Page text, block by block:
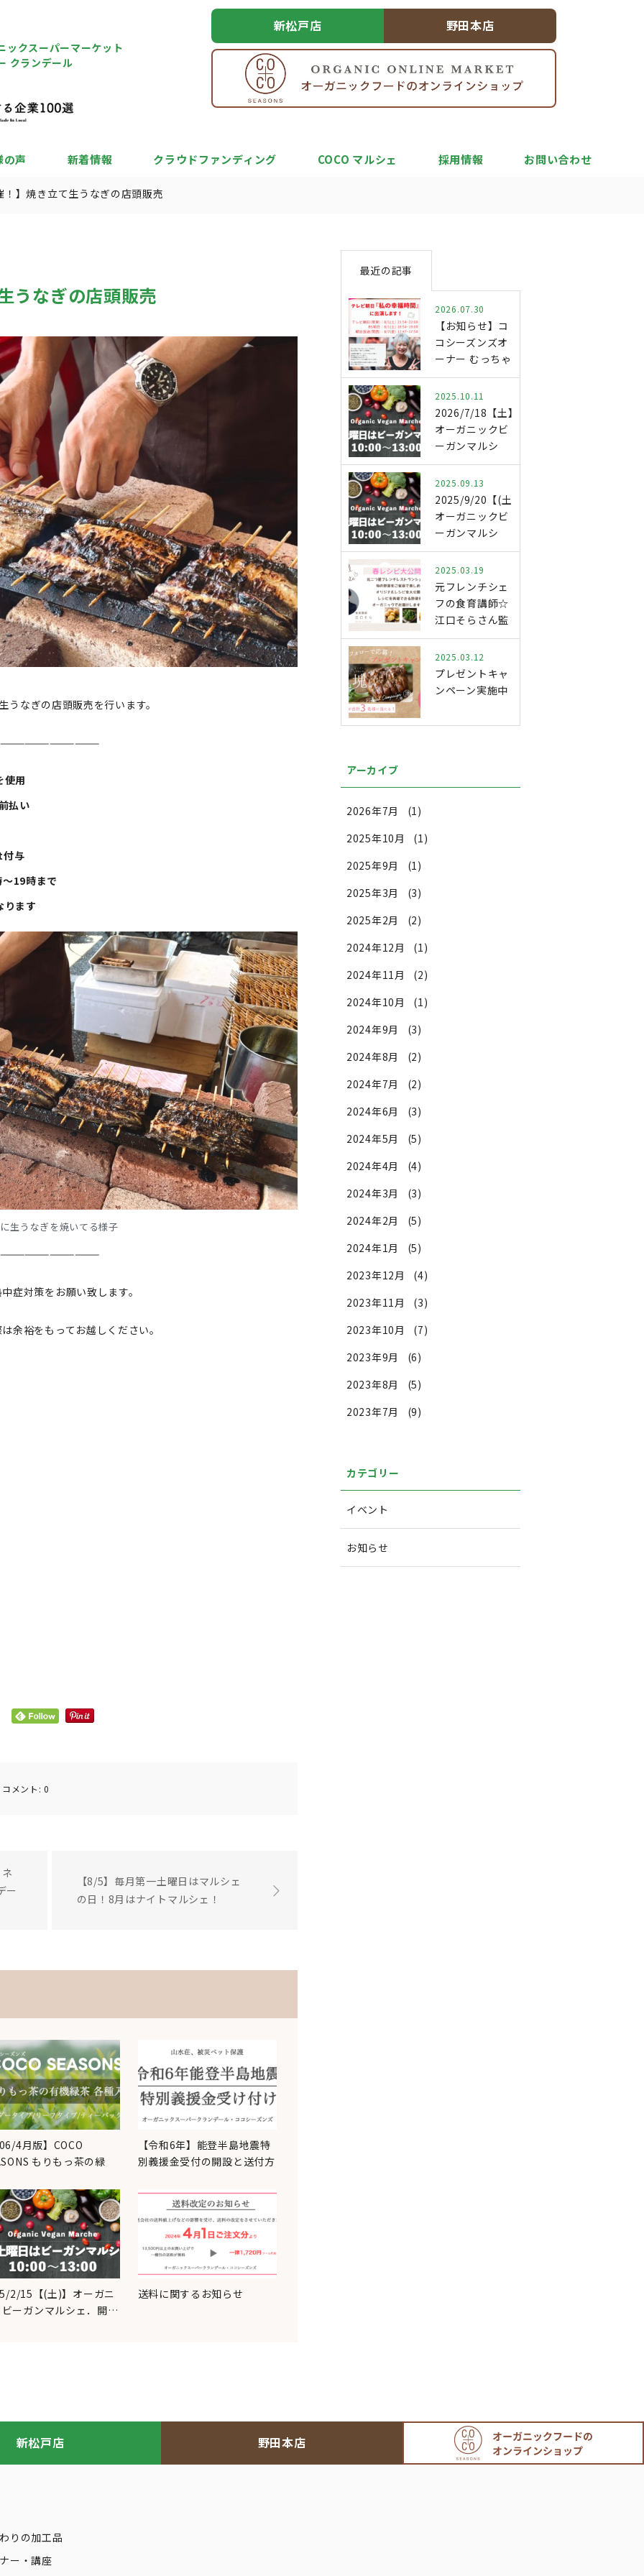
ックスーパーマーケット
クランデール
新松戸店 野田本店
の声 新着情報 クラウドファンディング COCO マルシェ 採用情報 お問い合わせ
！】焼き立て生うなぎの店頭販売
うなぎの店頭販売
なぎの店頭販売を行います。
————————————
使用
払い
付与
19時まで
ります
生うなぎを焼いてる様子
————————————
症対策をお願い致します。
余裕をもってお越しください。
コメント:0
ー
【8/5】毎月第一土曜日はマルシェ
の日！8月はナイトマルシェ！
4月版】COCO
もりもっ茶の緑
【令和6年】能登半島地震特
別義援金受付の開設と送付方
2/15【(土)】オーガニ
ーガンマルシェ．開…
送料に関するお知らせ
最近の記事
2026.07.30
【お知らせ】コ
コシーズンズオ
ーナー むっちゃ
ん テレビ出…
2025.10.11
2026/7/18【土】
オーガニックビ
ーガンマルシ
ェ．開…
2025.09.13
2025/9/20【(土)】
オーガニックビ
ーガンマルシ
ェ…
2025.03.19
元フレンチシェ
フの食育講師☆
江口そらさん監
修 春野菜レ
シ…
2025.03.12
プレゼントキャ
ンペーン実施中
アーカイブ
2026年7月
(1)
2025年10月
(1)
2025年9月
(1)
2025年3月
(3)
2025年2月
(2)
2024年12月
(1)
2024年11月
(2)
2024年10月
(1)
2024年9月
(3)
2024年8月
(2)
2024年7月
(2)
2024年6月
(3)
2024年5月
(5)
2024年4月
(4)
2024年3月
(3)
2024年2月
(5)
2024年1月
(5)
2023年12月
(4)
2023年11月
(3)
2023年10月
(7)
2023年9月
(6)
2023年8月
(5)
2023年7月
(9)
カテゴリー
イベント
お知らせ
新松戸店 野田本店
りの加工品
ー・講座